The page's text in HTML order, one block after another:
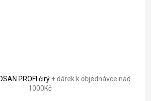
PROFI čirý + dárek k objednávce nad
1000Kč